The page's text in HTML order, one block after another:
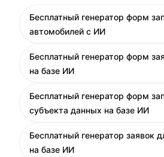
Бесплатный генератор форм
автомобилей с ИИ
Бесплатный генератор форм
на базе ИИ
Бесплатный генератор форм
субъекта данных на базе ИИ
Бесплатный генератор заявок
на базе ИИ